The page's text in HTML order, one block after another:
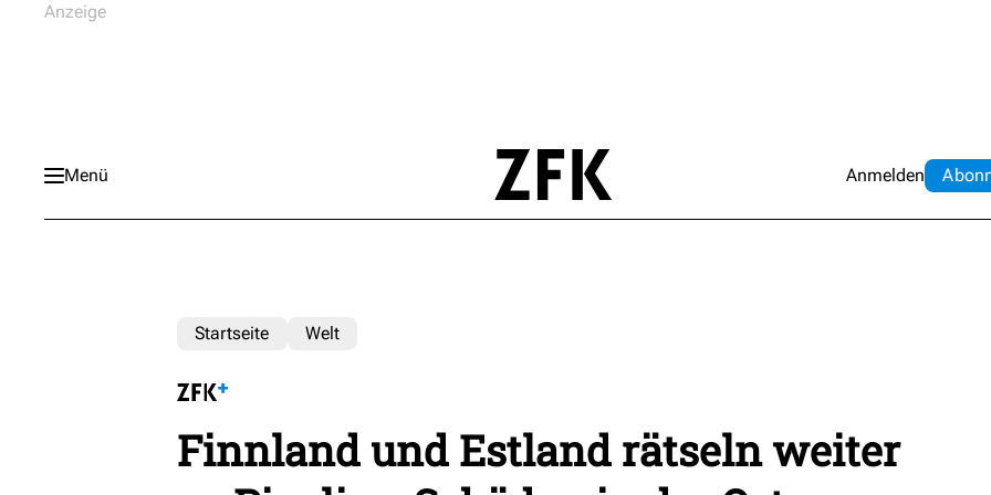
Menü Anmelden Abo
Startseite Welt
Finnland und Estland rätseln weiter